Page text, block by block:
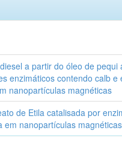
a partir do óleo de pequi
enzimáticos contendo calb
nanopartículas magnéticas
de Etila catalisada por
em nanopartículas magnéticas